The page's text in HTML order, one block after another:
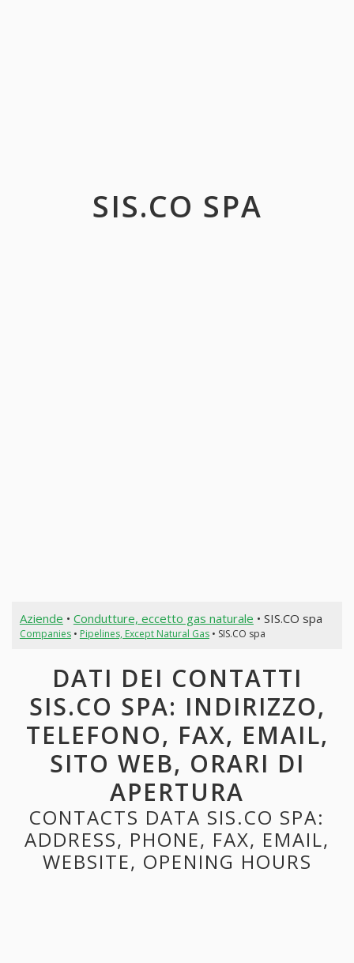
SIS.CO SPA
Aziende • Condutture, eccetto gas naturale • SIS.CO spa
Companies• Pipelines, Except Natural Gas• SIS.CO spa
DATI DEI CONTATTI
SIS.CO SPA: INDIRIZZO,
TELEFONO, FAX, EMAIL,
SITO WEB, ORARI DI
APERTURA
CONTACTS DATA SIS.CO SPA:
ADDRESS, PHONE, FAX, EMAIL,
WEBSITE, OPENING HOURS